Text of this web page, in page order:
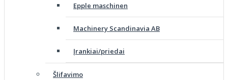
Epple maschinen
Machinery Scandinavia AB
Įrankiai/priedai
Šlifavimo